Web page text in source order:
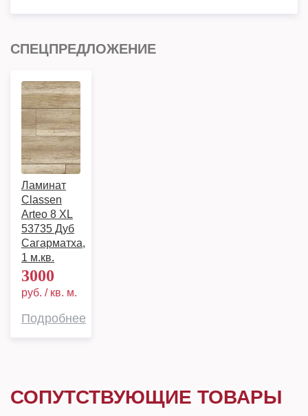
СПЕЦПРЕДЛОЖЕНИЕ
Ламинат
Classen
Arteo 8 XL
53735 Дуб
Сагарматха,
1 м.кв.
3000
руб. / кв. м.
Подробнее
СОПУТСТВУЮЩИЕ ТОВАРЫ